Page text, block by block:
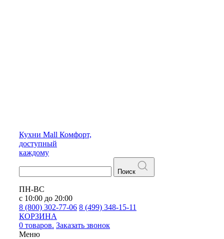
Кухни Mall Комфорт,
доступный
каждому
Поиск
ПН-ВС
с 10:00 до 20:00
8 (800) 302-77-06 8 (499) 348-15-11
КОРЗИНА
0 товаров. Заказать звонок
Меню